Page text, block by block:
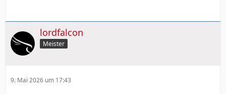
lordfalcon
Meister
9. Mai 2026 um 17:43